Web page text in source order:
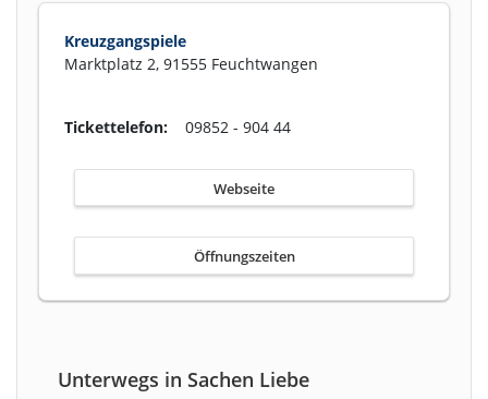
Kreuzgangspiele
Marktplatz 2, 91555 Feuchtwangen
Tickettelefon: 09852 - 904 44
Webseite
Öffnungszeiten
Unterwegs in Sachen Liebe